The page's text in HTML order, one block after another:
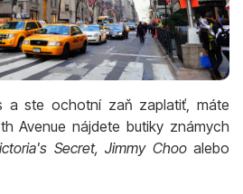
a ste ochotní zaň zaplatiť, máte
Avenue nájdete butiky známych
Secret, Jimmy Chooalebo